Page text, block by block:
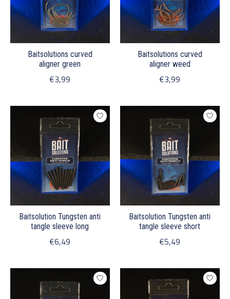
Baitsolutions curved
aligner green
€3,99
Baitsolutions curved
aligner weed
€3,99
Baitsolution Tungsten anti
tangle sleeve long
€6,49
Baitsolution Tungsten anti
tangle sleeve short
€5,49